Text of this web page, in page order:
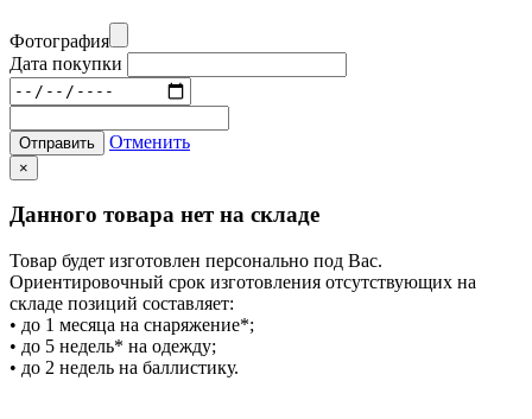
Фотография
Дата покупки
Отправить Отменить
×
Данного товара нет на складе
Товар будет изготовлен персонально под Вас.
Ориентировочный срок изготовления отсутствующих на
складе позиций составляет:
• до 1 месяца на снаряжение*;
• до 5 недель* на одежду;
• до 2 недель на баллистику.